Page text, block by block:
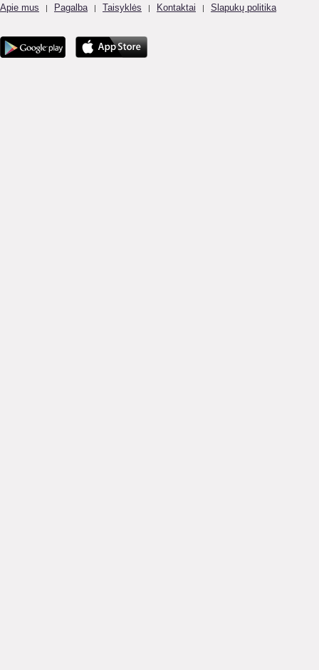
Apie mus | Pagalba | Taisyklės | Kontaktai | Slapukų politika